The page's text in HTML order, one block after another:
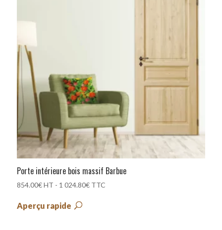
Porte intérieure bois massif Barbue
854.00€ HT - 1 024.80€TTC
Aperçu rapide